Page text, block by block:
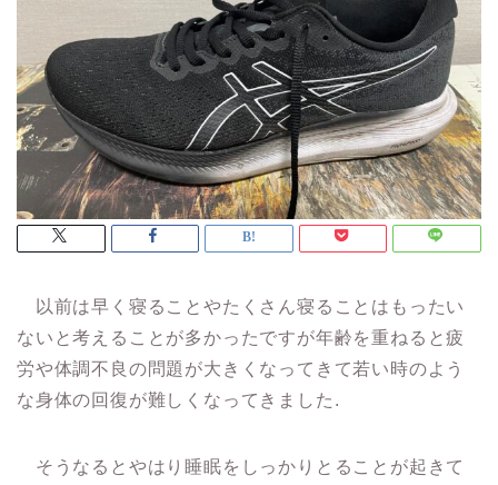
以前は早く寝ることやたくさん寝ることはもったい
ないと考えることが多かったですが年齢を重ねると疲
労や体調不良の問題が大きくなってきて若い時のよう
な身体の回復が難しくなってきました.
そうなるとやはり睡眠をしっかりとることが起きて